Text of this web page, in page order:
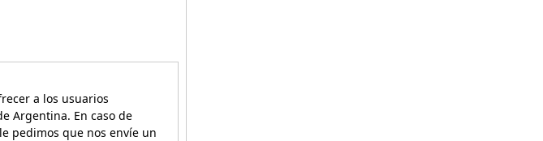
a los usuarios
Argentina. En caso de
pedimos que nos envíe un